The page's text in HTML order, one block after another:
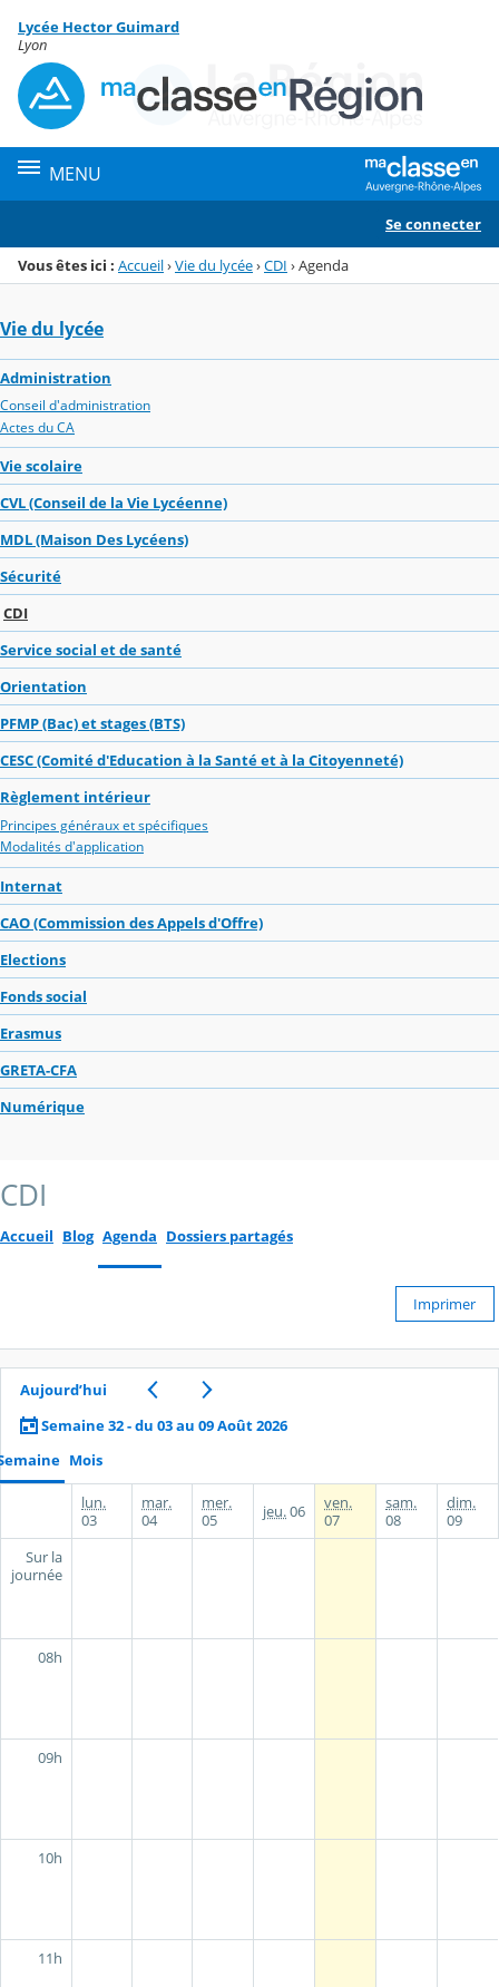
Menu de la rubrique
Contenu
Lycée Hector Guimard
Lyon
MENU
Se connecter
Vous êtes ici : Accueil›Vie du lycée›CDI ›Agenda
Vie du lycée
Administration
Conseil d'administration
Actes du CA
Vie scolaire
CVL (Conseil de la Vie Lycéenne)
MDL (Maison Des Lycéens)
Sécurité
CDI
Service social et de santé
Orientation
PFMP (Bac) et stages (BTS)
CESC (Comité d'Education à la Santé et à la Citoyenneté)
Règlement intérieur
Principes généraux et spécifiques
Modalités d'application
Internat
CAO (Commission des Appels d'Offre)
Elections
Fonds social
Erasmus
GRETA-CFA
Numérique
CDI
Accueil Blog Agenda Dossiers partagés
Imprimer
Aujourd’hui
Semaine 32 - du 03 au 09 Août 2026
Mois
lun.
03
mar.
04
mer.
05
jeu.06
ven.
07
sam.
08
dim.
09
Sur la
journée
08h
09h
10h
11h